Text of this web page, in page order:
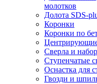
молотков
Долота SDS-
Коронки
Коронки по
Центрирующие
Сверла и
Ступенчатые
Оснастка для
Гвозди и